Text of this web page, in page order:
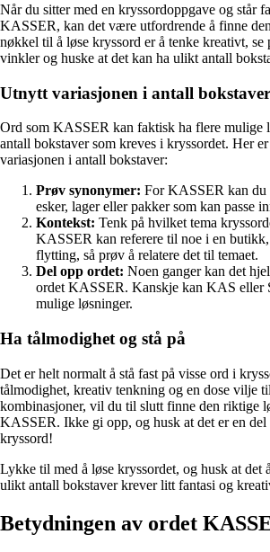
Når du sitter med en kryssordoppgave og står
KASSER, kan det være utfordrende å finne
nøkkel til å løse kryssord er å tenke kreativt, se
vinkler og huske at det kan ha ulikt antall
Utnytt variasjonen i antall bokstaver
Ord som KASSER kan faktisk ha flere mulige
antall bokstaver som kreves i kryssordet. Her
variasjonen i antall bokstaver:
Prøv synonymer: For KASSER kan du
esker, lager eller pakker som kan passe
Kontekst: Tenk på hvilket tema
KASSER kan referere til noe i en
flytting, så prøv å relatere det til temaet.
Del opp ordet: Noen ganger kan det
ordet KASSER. Kanskje kan KAS eller
mulige løsninger.
Ha tålmodighet og stå på
Det er helt normalt å stå fast på visse ord i
tålmodighet, kreativ tenkning og en dose vilje
kombinasjoner, vil du til slutt finne den riktige
KASSER. Ikke gi opp, og husk at det er en del
kryssord!
Lykke til med å løse kryssordet, og husk at det
ulikt antall bokstaver krever litt fantasi og
Betydningen av ordet